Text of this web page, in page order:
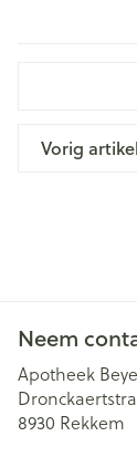
Vorig artikel
Neem
Apotheek
8930 Rekkem